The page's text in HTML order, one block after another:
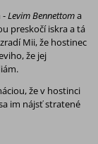
-Levim Bennettoma
preskočí iskra a tá
Mii, že hostinec
že jej
že v hostinci
im nájsť stratené